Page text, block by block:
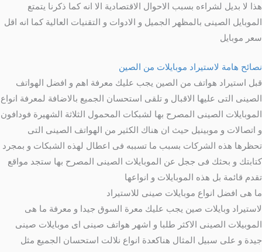
هذا لا بديل لشراءه بسبب الاحوال الاقتصادية الا انه كما ذكرنا يتمتع
الموبايل الصينى بالمظهر الجميل و الادوات و التقنيات العالية كما انه اقل
سعر موبايل
نصائح هامة لاستيراد موبايلات من الصين
قبل استيراد هواتف من الصين يجب عليك معرفة اهم و افضل الهواتف
الصينى التى عليها الاقبال و تلقى استحسان الجميع بالاضافة لمعرفة انواع
الموبايلات الصينى المصرح بها لشبكات المحمول الثلاثة الشهيرة فودافون
و اتصالات و موبينيل حيث ان هناك الكثير من الهواتف الصينى التى
تحظرها هذه الشركات بسبب ما تسببه فى اعطال لهذه الشبكات و بمجرد
كتابتك و بحثك فى ججل عن الموبايلات الصينى المصرح بها ستجد مواقع
تقدم قائمة بل هذه الموبايلات و انواعها
ما هى افضل انواع موبايلات صينى للاستيراد
لاستيراد وبايلات صين يجب عليك معرة السوق جيدا و معرفة ما هى
الموبيلات الصينى الاكثر طلبا و اشهر هواتف صينى اى موبايلات صينى
جيدة و على سبيل المثال هناكعدة انواع نلالت استحسان الجميع مثل